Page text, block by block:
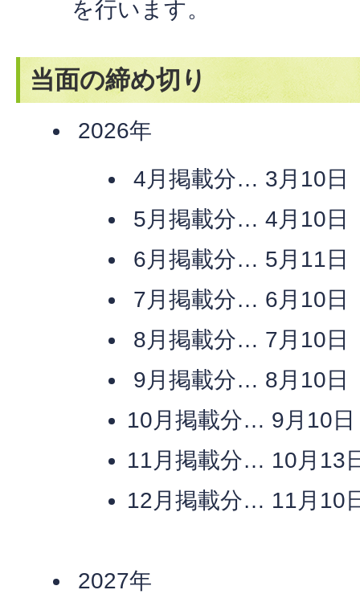
を行います。
当面の締め切り
2026年
4月掲載分… 3月10日
5月掲載分… 4月10日
6月掲載分… 5月11日
7月掲載分… 6月10日
8月掲載分… 7月10日
9月掲載分… 8月10日
10月掲載分… 9月10日
11月掲載分… 10月13
12月掲載分… 11月10
2027年